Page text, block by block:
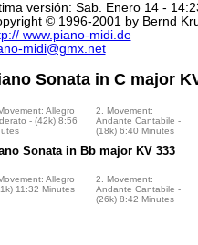
versión: Sab. Enero 14 -
© 1996-2001 by Bernd
www.piano-midi.de
midi@gmx.net
Sonata in C major
Allegro
- (42k) 8:56
2. Movement:
Andante Cantabile -
(18k) 6:40 Minutes
Sonata in Bb major KV 333
Allegro
11:32 Minutes
2. Movement:
Andante Cantabile -
(26k) 8:42 Minutes